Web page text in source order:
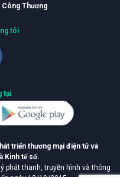
Công Thương
tôi
tại
triển thương mại điện tử và
Kinh tế số.
phát thanh, truyền hình và thông